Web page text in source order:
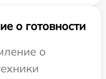
о готовности
о